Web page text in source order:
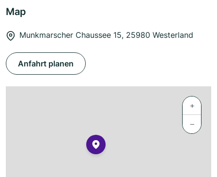
Map
Munkmarscher Chaussee 15, 25980 Westerland
Anfahrt planen
+
−